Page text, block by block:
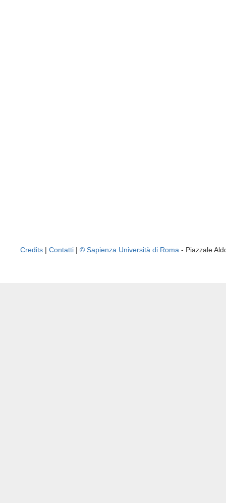
Credits | Contatti | © Sapienza Università di Roma - Piazzale